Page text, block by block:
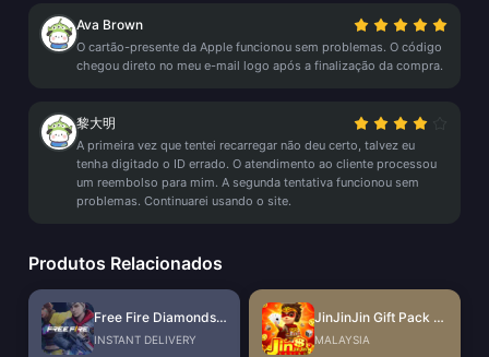
Ava Brown
O cartão-presente da Apple funcionou sem problemas. O código
chegou direto no meu e-mail logo após a finalização da compra.
黎大明
A primeira vez que tentei recarregar não deu certo, talvez eu
tenha digitado o ID errado. O atendimento ao cliente processou
um reembolso para mim. A segunda tentativa funcionou sem
problemas. Continuarei usando o site.
Produtos Relacionados
Free Fire Diamonds EU + TR
INSTANT DELIVERY
JinJinJin Gift Pack Redeem Code
MALAYSIA